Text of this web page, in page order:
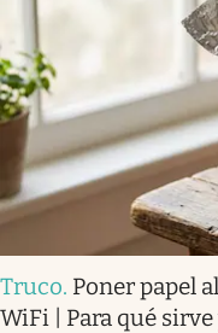
Truco. Poner papel
WiFi | Para qué